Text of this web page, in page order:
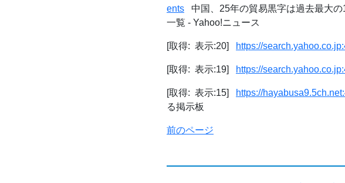
ents 中国、25年の貿易黒字は過去最大
一覧 - Yahoo!ニュース
[取得: 表示:20] https://
[取得: 表示:19] https://
[取得: 表示:15] https://
る掲示板
前のページ